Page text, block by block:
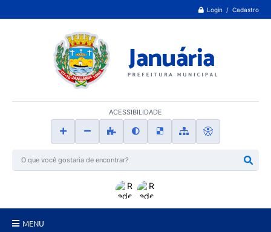
Login / Cadastro
ACESSIBILIDADE
MENU